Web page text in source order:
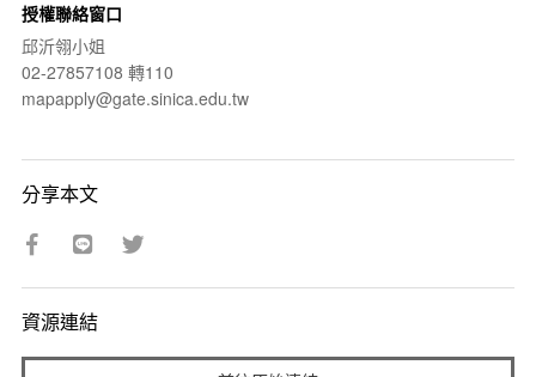
授權聯絡窗口
邱沂翎小姐
02-27857108 轉110
mapapply@gate.sinica.edu.tw
分享本文
資源連結